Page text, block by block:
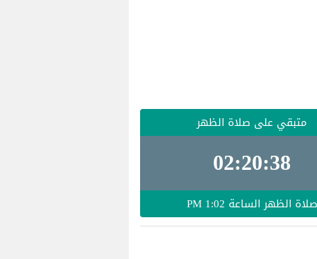
متبقي على صلاة الظهر
02:20:36
صلاة الظهر الساعة 1:02 PM